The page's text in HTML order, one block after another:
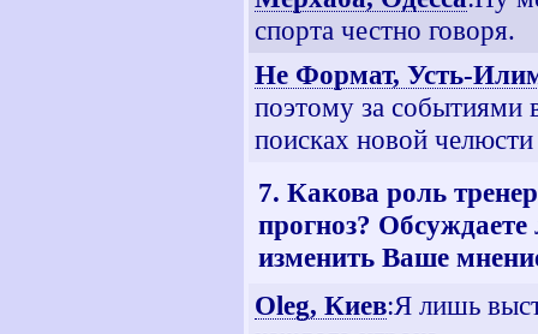
спорта честно говоря.
Не Формат, Усть-
поэтому за событиями
поисках новой
7. Какова роль
прогноз?
изменить Ваше
Oleg, Киев:Я лишь